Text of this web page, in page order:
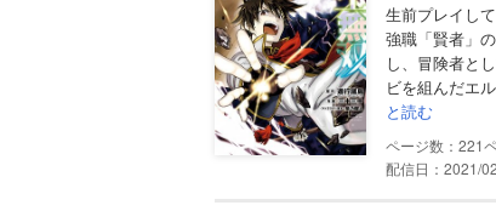
生前プレイし
強職「賢者」
し、冒険者と
ビを組んだエ
と読む
221
配信日：2021/